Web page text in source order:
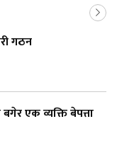
गठन
बगेर एक व्यक्ति बेपत्ता